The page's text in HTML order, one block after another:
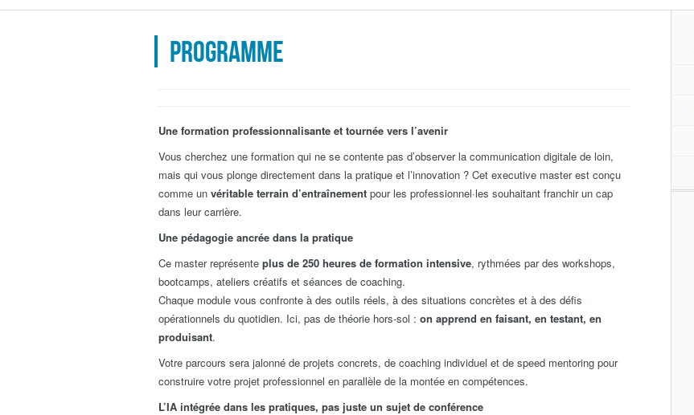
Programme
Une formation professionnalisante et tournée vers l’avenir
Vous cherchez une formation qui ne se contente pas d’observer la communication digitale de loin,
mais qui vous plonge directement dans la pratique et l’innovation ? Cet executive master est conçu
comme un véritable terrain d’entraînement pour les professionnel·les souhaitant franchir un cap
dans leur carrière.
Une pédagogie ancrée dans la pratique
Ce master représente plus de 250 heures de formation intensive, rythmées par des workshops,
bootcamps, ateliers créatifs et séances de coaching.
Chaque module vous confronte à des outils réels, à des situations concrètes et à des défis
opérationnels du quotidien. Ici, pas de théorie hors-sol : on apprend en faisant, en testant, en
produisant.
Votre parcours sera jalonné de projets concrets, de coaching individuel et de speed mentoring pour
construire votre projet professionnel en parallèle de la montée en compétences.
L’IA intégrée dans les pratiques, pas juste un sujet de conférence